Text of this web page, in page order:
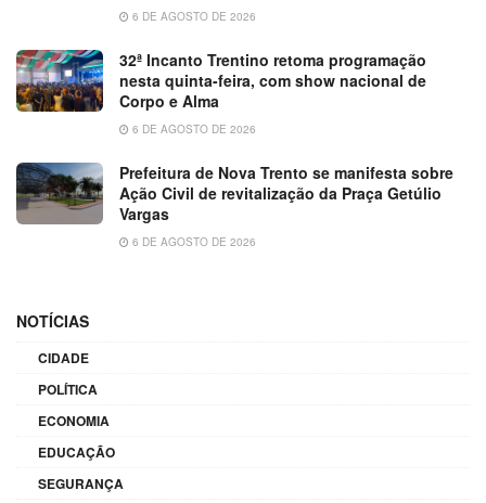
6 DE AGOSTO DE 2026
32ª Incanto Trentino retoma programação
nesta quinta-feira, com show nacional de
Corpo e Alma
6 DE AGOSTO DE 2026
Prefeitura de Nova Trento se manifesta sobre
Ação Civil de revitalização da Praça Getúlio
Vargas
6 DE AGOSTO DE 2026
NOTÍCIAS
CIDADE
POLÍTICA
ECONOMIA
EDUCAÇÃO
SEGURANÇA